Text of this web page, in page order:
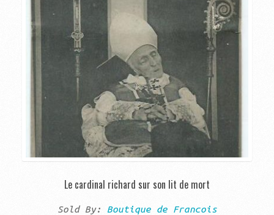
Le cardinal richard sur son lit de mort
Sold By: Boutique de Francois